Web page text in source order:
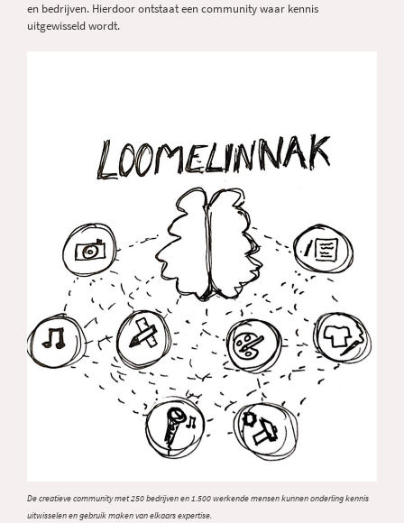
en bedrijven. Hierdoor ontstaat een community waar kennis
uitgewisseld wordt.
De creatieve community met 250 bedrijven en 1.500 werkende mensen kunnen onderling kennis
uitwisselen en gebruik maken van elkaars expertise.